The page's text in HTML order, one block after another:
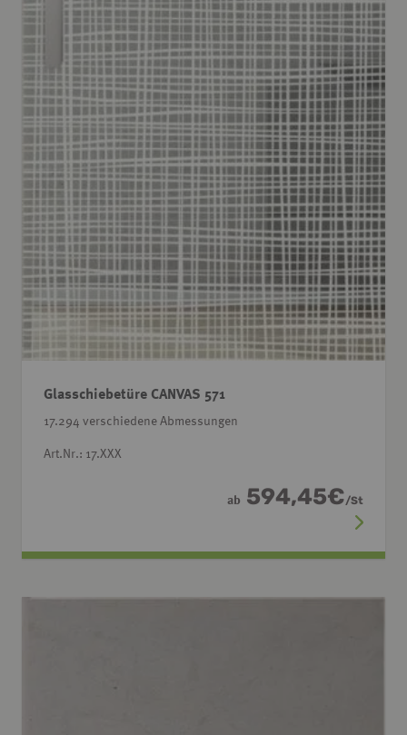
Glasschiebetüre CANVAS 571
17.294 verschiedene Abmessungen
Art.Nr.: 17.XXX
ab 594,45€/St